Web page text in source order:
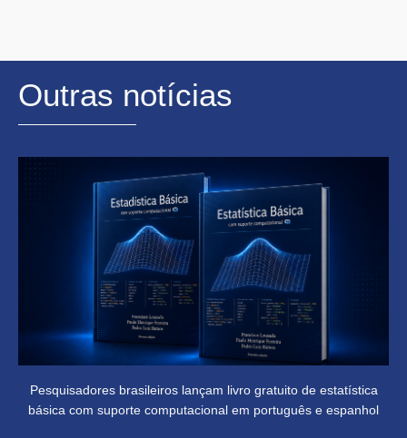
Outras notícias
Pesquisadores brasileiros lançam livro gratuito de estatística
básica com suporte computacional em português e espanhol